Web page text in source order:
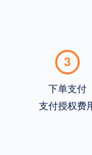
3
下单支付
支付授权费